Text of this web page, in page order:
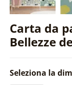
Carta da
Bellezze
Seleziona la